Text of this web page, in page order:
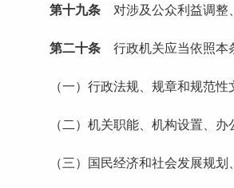
第十九条 对涉及公众利益调整
第二十条 行政机关应当依照本
（一）行政法规、规章和规范性
（二）机关职能、机构设置、办
（三）国民经济和社会发展规划